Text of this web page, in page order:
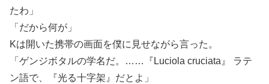
たわ」
「だから何が」
Kは開いた携帯の画面を僕に見せながら言った。
「ゲンジボタルの学名だ。……『Luciola cruciata』 ラテ
ン語で、『光る十字架』だとよ」